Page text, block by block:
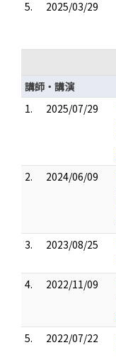
5.
2025/03/29
講師・講演
1.
2025/07/29
2. 2024/06/09
3.
2023/08/25
4.
2022/11/09
5. 2022/07/22